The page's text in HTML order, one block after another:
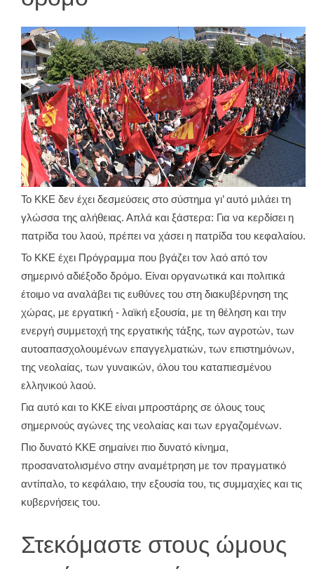
Το ΚΚΕ δεν έχει δεσμεύσεις στο σύστημα γι’ αυτό μιλάει τη
γλώσσα της αλήθειας. Απλά και ξάστερα: Για να κερδίσει η
πατρίδα του λαού, πρέπει να χάσει η πατρίδα του κεφαλαίου.
Το ΚΚΕ έχει Πρόγραμμα που βγάζει τον λαό από τον
σημερινό αδιέξοδο δρόμο. Είναι οργανωτικά και πολιτικά
έτοιμο να αναλάβει τις ευθύνες του στη διακυβέρνηση της
χώρας, με εργατική - λαϊκή εξουσία, με τη θέληση και την
ενεργή συμμετοχή της εργατικής τάξης, των αγροτών, των
αυτοαπασχολουμένων επαγγελματιών, των επιστημόνων,
της νεολαίας, των γυναικών, όλου του καταπιεσμένου
ελληνικού λαού.
Για αυτό και το ΚΚΕ είναι μπροστάρης σε όλους τους
σημερινούς αγώνες της νεολαίας και των εργαζομένων.
Πιο δυνατό ΚΚΕ σημαίνει πιο δυνατό κίνημα,
προσανατολισμένο στην αναμέτρηση με τον πραγματικό
αντίπαλο, το κεφάλαιο, την εξουσία του, τις συμμαχίες και τις
κυβερνήσεις του.
Στεκόμαστε στους ώμους